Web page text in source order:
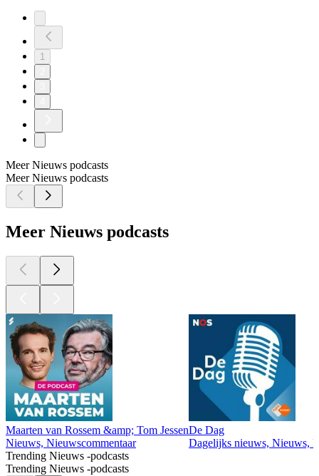
1
Meer Nieuws podcasts
Meer Nieuws podcasts
Meer Nieuws podcasts
Maarten van Rossem &amp; Tom Jessen
Nieuws, Nieuwscommentaar
De Dag
Dagelijks nieuws, Nieuws,
Trending Nieuws -podcasts
Trending Nieuws -podcasts